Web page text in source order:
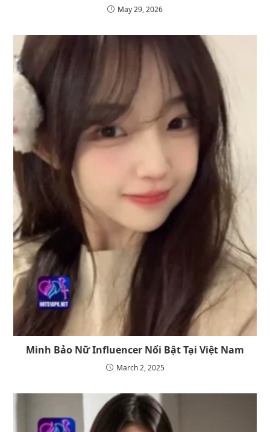
May 29, 2026
Minh Bảo Nữ Influencer Nổi Bật Tại Việt Nam
March 2, 2025